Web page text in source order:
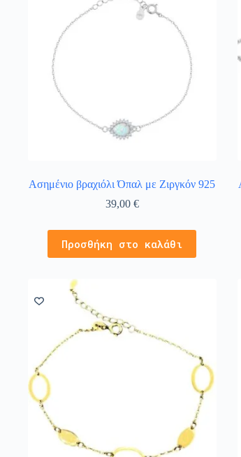
Ασημένιο βραχιόλι Όπαλ με Ζιργκόν 925
39,00 €
Προσθήκη στο καλάθι